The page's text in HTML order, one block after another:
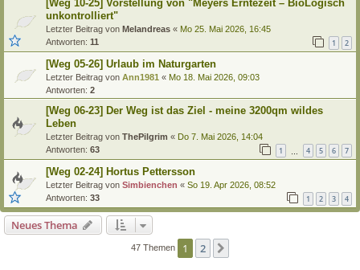
[Weg 10-25] Vorstellung von "Meyers Erntezeit – BioLogisch
unkontrolliert"
Letzter Beitrag von Melandreas « Mo 25. Mai 2026, 16:45
Antworten: 11 1 2
[Weg 05-26] Urlaub im Naturgarten
Letzter Beitrag von Ann1981 « Mo 18. Mai 2026, 09:03
Antworten: 2
[Weg 06-23] Der Weg ist das Ziel - meine 3200qm wildes
Leben
Letzter Beitrag von ThePilgrim « Do 7. Mai 2026, 14:04
Antworten: 63 1 4 5 6 7
[Weg 02-24] Hortus Pettersson
Letzter Beitrag von Simbienchen « So 19. Apr 2026, 08:52
Antworten: 33 1 2 3 4
Neues Thema
47 Themen 1 2